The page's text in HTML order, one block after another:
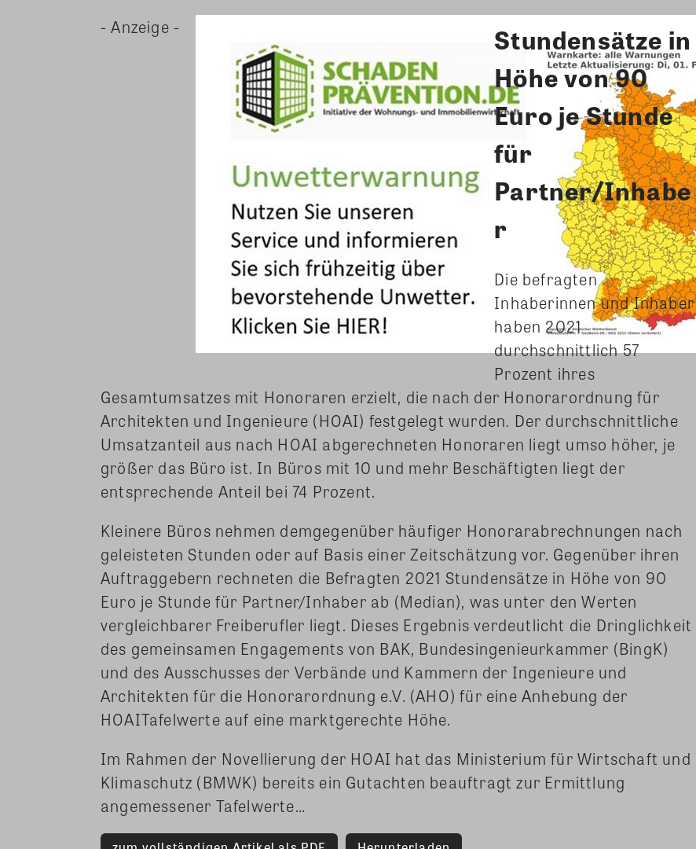
- Anzeige -
Stundensätze in
Höhe von 90
Euro je Stunde
für
Partner/Inhabe
r
Die befragten
Inhaberinnen und Inhaber
haben 2021
durchschnittlich 57
Prozent ihres
Gesamtumsatzes mit Honoraren erzielt, die nach der Honorarordnung für
Architekten und Ingenieure (HOAI) festgelegt wurden. Der durchschnittliche
Umsatzanteil aus nach HOAI abgerechneten Honoraren liegt umso höher, je
größer das Büro ist. In Büros mit 10 und mehr Beschäftigten liegt der
entsprechende Anteil bei 74 Prozent.
Kleinere Büros nehmen demgegenüber häufiger Honorarabrechnungen nach
geleisteten Stunden oder auf Basis einer Zeitschätzung vor. Gegenüber ihren
Auftraggebern rechneten die Befragten 2021 Stundensätze in Höhe von 90
Euro je Stunde für Partner/Inhaber ab (Median), was unter den Werten
vergleichbarer Freiberufler liegt. Dieses Ergebnis verdeutlicht die Dringlichkeit
des gemeinsamen Engagements von BAK, Bundesingenieurkammer (BingK)
und des Ausschusses der Verbände und Kammern der Ingenieure und
Architekten für die Honorarordnung e.V. (AHO) für eine Anhebung der
HOAITafelwerte auf eine marktgerechte Höhe.
Im Rahmen der Novellierung der HOAI hat das Ministerium für Wirtschaft und
Klimaschutz (BMWK) bereits ein Gutachten beauftragt zur Ermittlung
angemessener Tafelwerte…